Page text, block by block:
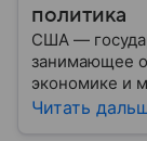
политика
США —
занимающее
экономике и
материале —
Читать